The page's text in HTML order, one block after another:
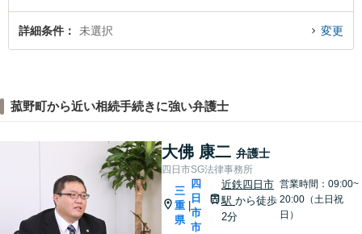
詳細条件 未選択 変更
菰野町から近い相続手続きに強い弁護士
大佛 康二 弁護士
四日市SG法律事務所
三
重
県
四
日
市
市
近鉄四日市
駅 から徒歩
2分
営業時間：09:00~
20:00（土日祝
日）